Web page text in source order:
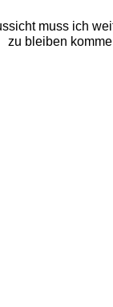
muss ich
zu bleiben